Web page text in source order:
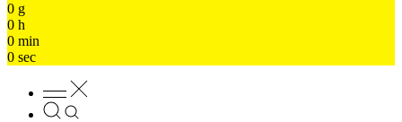
0 g
0 h
0 min
0 sec